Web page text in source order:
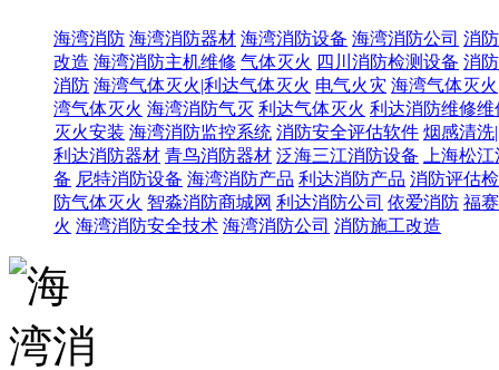
海湾消防 海湾消防器材 海湾消防设备 海湾消防公司 消
改造 海湾消防主机维修 气体灭火 四川消防检测设备 消
消防 海湾气体灭火|利达气体灭火 电气火灾 海湾气体灭
湾气体灭火 海湾消防气灭 利达气体灭火 利达消防维修维
灭火安装 海湾消防监控系统 消防安全评估软件 烟感清洗
利达消防器材 青鸟消防器材 泛海三江消防设备 上海松江
备 尼特消防设备 海湾消防产品 利达消防产品 消防评估
防气体灭火 智淼消防商城网 利达消防公司 依爱消防 福
火 海湾消防安全技术 海湾消防公司 消防施工改造